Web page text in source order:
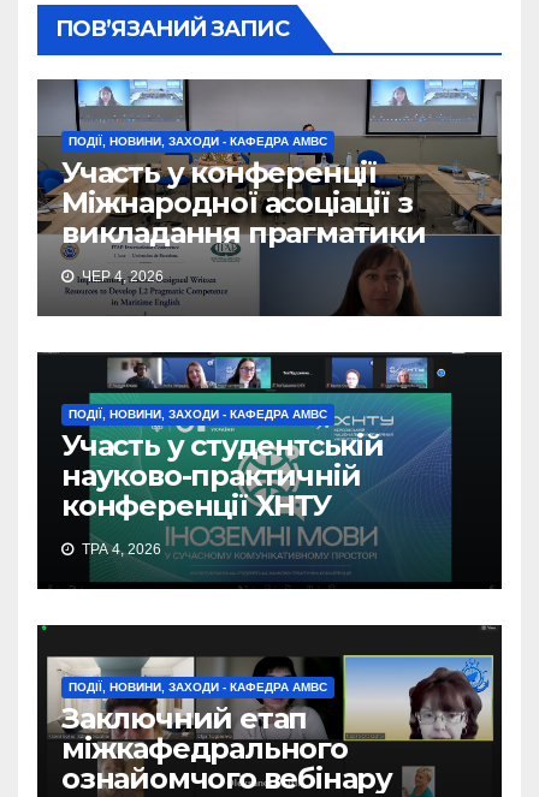
ПОВ’ЯЗАНИЙ ЗАПИС
ПОДІЇ, НОВИНИ, ЗАХОДИ - КАФЕДРА АМВС
Участь у конференції
Міжнародної асоціації з
викладання прагматики
ЧЕР 4, 2026
ПОДІЇ, НОВИНИ, ЗАХОДИ - КАФЕДРА АМВС
Участь у студентській
науково-практичній
конференції ХНТУ
ТРА 4, 2026
ПОДІЇ, НОВИНИ, ЗАХОДИ - КАФЕДРА АМВС
Заключний етап
міжкафедрального
ознайомчого вебінару